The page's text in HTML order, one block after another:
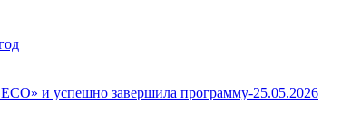
и успешно завершила программу-25.05.2026